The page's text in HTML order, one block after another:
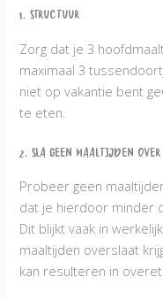
1. Structuur
Zorg dat je 3
maximaal 3
niet op vakantie bent
te eten.
2. Sla geen maaltijden over
Probeer geen
dat je hierdoor minder
Dit blijkt vaak in
maaltijden overslaat
kan resulteren in